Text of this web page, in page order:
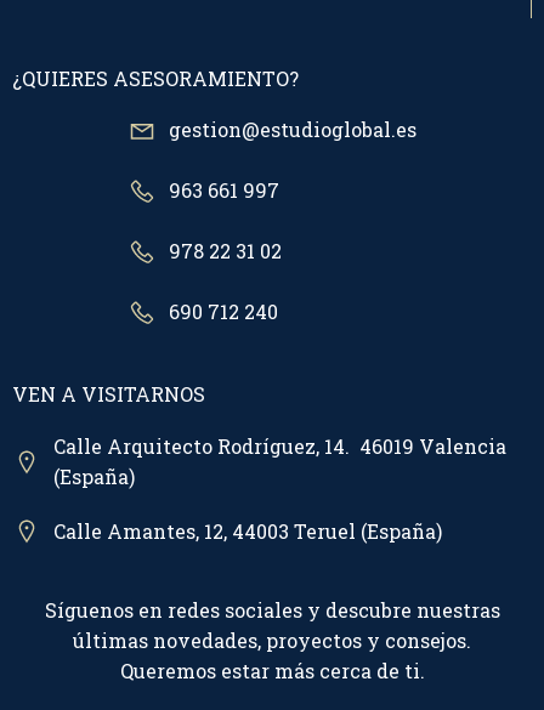
¿QUIERES ASESORAMIENTO?
gestion@estudioglobal.es
963 661 997
978 22 31 02
690 712 240
VEN A VISITARNOS
Calle Arquitecto Rodríguez, 14. 46019 Valencia
(España)
Calle Amantes, 12, 44003 Teruel (España)
Síguenos en redes sociales y descubre nuestras
últimas novedades, proyectos y consejos.
Queremos estar más cerca de ti.